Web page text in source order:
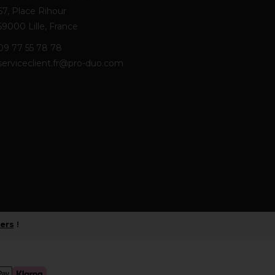
Place Rihour
Lille, France
77 55 78 78
duo.com
!